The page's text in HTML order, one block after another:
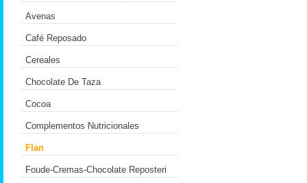
Avenas
Café Reposado
Cereales
Chocolate De Taza
Cocoa
Complementos Nutricionales
Flan
Foude-Cremas-Chocolate Reposteri